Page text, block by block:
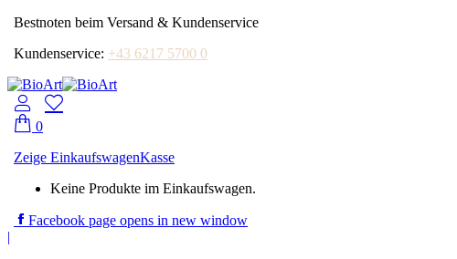
Bestnoten beim Versand & Kundenservice
Kundenservice: +43 6217 5700 0
0
Zeige EinkaufswagenKasse
Keine Produkte im Einkaufswagen.
Facebook page opens in new window
|